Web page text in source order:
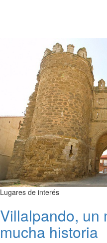
Lugares de interés
Villalpando, un
mucha historia